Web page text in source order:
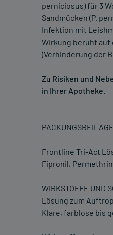
perniciosus) für 3
Sandmücken (P.
Infektion mit
Wirkung beruht auf
(Verhinderung der
Zu Risiken und
in Ihrer Apotheke.
Frontline Tri-Act
Fipronil, Permethrin
WIRKSTOFFE UND
Lösung zum
Klare, farblose bis